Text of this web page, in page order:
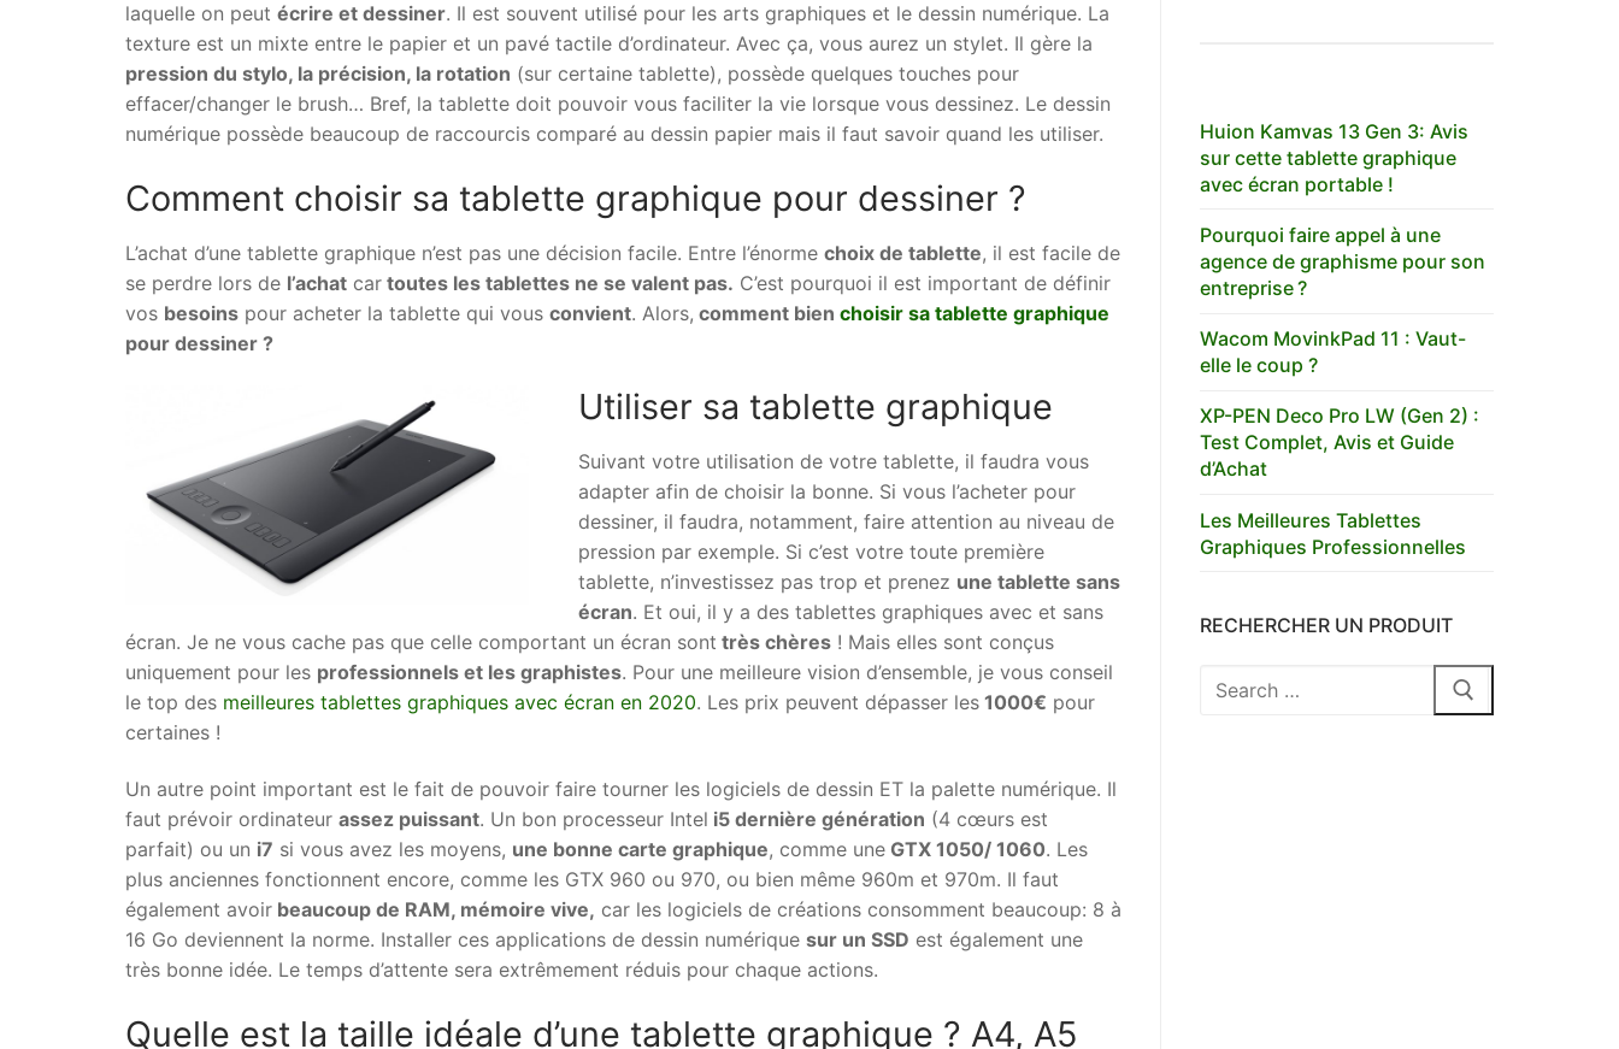
laquelle on peut écrire et dessiner. Il est souvent utilisé pour les arts graphiques et le dessin numérique. La
texture est un mixte entre le papier et un pavé tactile d’ordinateur. Avec ça, vous aurez un stylet. Il gère la
pression du stylo, la précision, la rotation (sur certaine tablette), possède quelques touches pour
effacer/changer le brush… Bref, la tablette doit pouvoir vous faciliter la vie lorsque vous dessinez. Le dessin
numérique possède beaucoup de raccourcis comparé au dessin papier mais il faut savoir quand les utiliser.
Comment choisir sa tablette graphique pour dessiner ?
L’achat d’une tablette graphique n’est pas une décision facile. Entre l’énorme choix de tablette, il est facile de
se perdre lors de l’achat car toutes les tablettes ne se valent pas. C’est pourquoi il est important de définir
vos besoins pour acheter la tablette qui vous convient. Alors, comment bien choisir sa tablette graphique
pour dessiner ?
Utiliser sa tablette graphique
Suivant votre utilisation de votre tablette, il faudra vous
adapter afin de choisir la bonne. Si vous l’acheter pour
dessiner, il faudra, notamment, faire attention au niveau de
pression par exemple. Si c’est votre toute première
tablette, n’investissez pas trop et prenez une tablette sans
écran. Et oui, il y a des tablettes graphiques avec et sans
écran. Je ne vous cache pas que celle comportant un écran sont très chères ! Mais elles sont conçus
uniquement pour les professionnels et les graphistes. Pour une meilleure vision d’ensemble, je vous conseil
le top des meilleures tablettes graphiques avec écran en 2020. Les prix peuvent dépasser les 1000€ pour
certaines !
Un autre point important est le fait de pouvoir faire tourner les logiciels de dessin ET la palette numérique. Il
faut prévoir ordinateur assez puissant. Un bon processeur Intel i5 dernière génération (4 cœurs est
parfait) ou un i7 si vous avez les moyens, une bonne carte graphique, comme une GTX 1050/ 1060. Les
plus anciennes fonctionnent encore, comme les GTX 960 ou 970, ou bien même 960m et 970m. Il faut
également avoir beaucoup de RAM, mémoire vive, car les logiciels de créations consomment beaucoup: 8 à
16 Go deviennent la norme. Installer ces applications de dessin numérique sur un SSD est également une
très bonne idée. Le temps d’attente sera extrêmement réduis pour chaque actions.
Quelle est la taille idéale d’une tablette graphique ? A4, A5
Huion Kamvas 13 Gen 3: Avis
sur cette tablette graphique
avec écran portable !
Pourquoi faire appel à une
agence de graphisme pour son
entreprise ?
Wacom MovinkPad 11 : Vaut-
elle le coup ?
XP-PEN Deco Pro LW (Gen 2) :
Test Complet, Avis et Guide
d’Achat
Les Meilleures Tablettes
Graphiques Professionnelles
RECHERCHER UN PRODUIT
Rechercher